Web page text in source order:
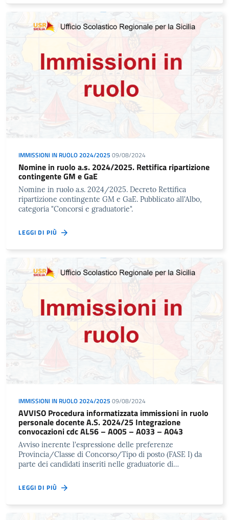
IMMISSIONI IN RUOLO 2024/2025 09/08/2024
Nomine in ruolo a.s. 2024/2025. Rettifica ripartizione
contingente GM e GaE
Nomine in ruolo a.s. 2024/2025. Decreto Rettifica
ripartizione contingente GM e GaE. Pubblicato all'Albo,
categoria "Concorsi e graduatorie".
LEGGI DI PIÙ
IMMISSIONI IN RUOLO 2024/2025 09/08/2024
AVVISO Procedura informatizzata immissioni in ruolo
personale docente A.S. 2024/25 Integrazione
convocazioni cdc AL56 – A005 – A033 – A043
Avviso inerente l'espressione delle preferenze
Provincia/Classe di Concorso/Tipo di posto (FASE I) da
parte dei candidati inseriti nelle graduatorie di…
LEGGI DI PIÙ